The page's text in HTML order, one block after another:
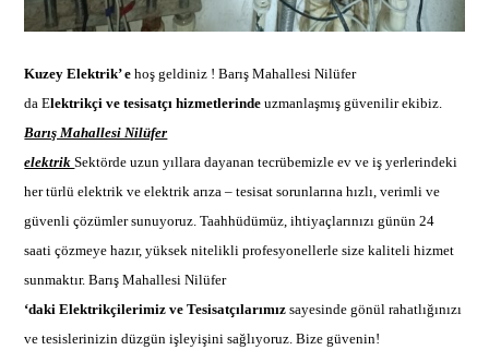
Kuzey Elektrik’ ehoş geldiniz !Barış Mahallesi Nilüfer
da Elektrikçi ve tesisatçı hizmetlerindeuzmanlaşmış güvenilir ekibiz.
Barış Mahallesi Nilüfer
elektrikSektörde uzun yıllara dayanan tecrübemizle ev ve iş yerlerindeki
her türlü elektrik veelektrik arıza – tesisat sorunlarına hızlı, verimli ve
güvenli çözümler sunuyoruz. Taahhüdümüz, ihtiyaçlarınızı günün 24
saati çözmeye hazır, yüksek nitelikli profesyonellerle size kaliteli hizmet
sunmaktır.Barış Mahallesi Nilüfer
‘daki Elektrikçilerimiz ve Tesisatçılarımızsayesinde gönül rahatlığınızı
ve tesislerinizin düzgün işleyişini sağlıyoruz. Bize güvenin!